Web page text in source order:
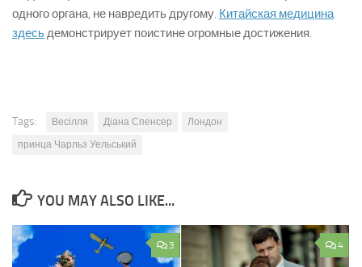
одного органа, не навредить другому. Китайская медицина
здесьдемонстрирует поистине огромные достижения.
Tags: Весілля Діана Спенсер
Лондон
принца Чарльз Уельський
YOU MAY ALSO LIKE...
3 4